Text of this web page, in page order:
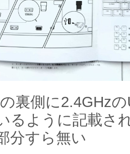
裏側に2.4GHz
るように記載さ
分すら無い